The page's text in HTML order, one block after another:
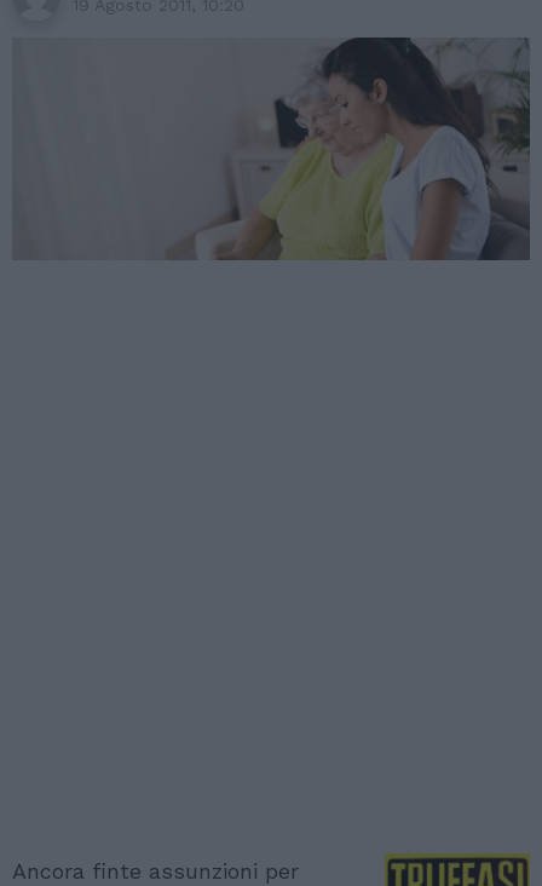
19 Agosto 2011, 10:20
Ancora finte assunzioni per